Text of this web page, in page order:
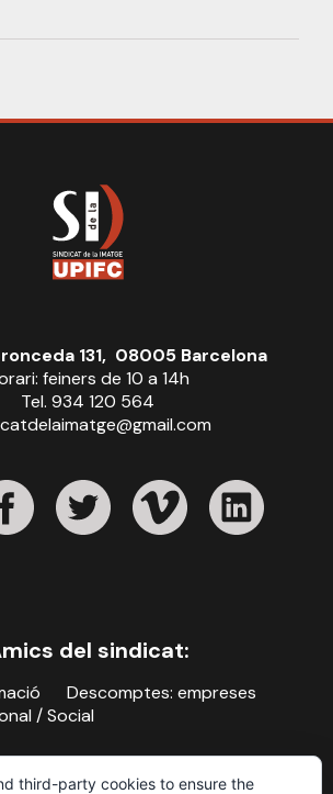
131, 08005 Barcelona
feiners de 10 a 14h
Tel. 934 120 564
del sindicat:
Descomptes: empreses
/ Social
third-party cookies to ensure the